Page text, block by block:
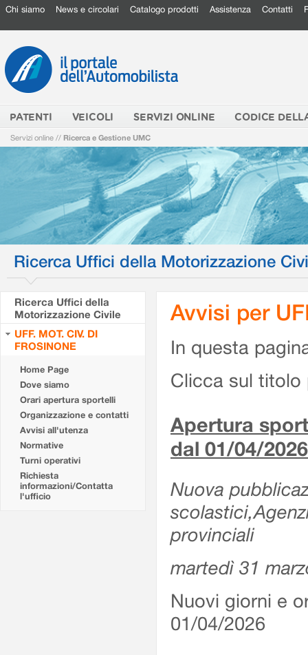
Chi siamo News e circolari Catalogo prodotti Assistenza Contatti
PATENTI VEICOLI SERVIZI ONLINE CODICE
Servizi online // Ricerca e Gestione UMC
Ricerca Uffici della Motorizzazione
Ricerca Uffici della
Motorizzazione Civile
UFF. MOT. CIV. DI
FROSINONE
Home Page
Dove siamo
Orari apertura sportelli
Organizzazione e contatti
Avvisi all'utenza
Normative
Turni operativi
Richiesta
informazioni/Contatta
l'ufficio
Avvisi per
In questa
Clicca sul titolo
Apertura
dal 01/04/2026
Nuova
provinciali
martedì 31
Nuovi giorni e
01/04/2026